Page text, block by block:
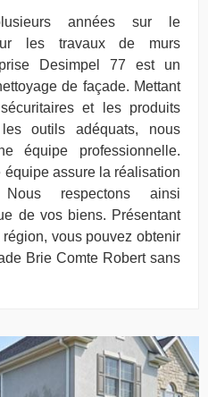
années sur le
les travaux de murs
Desimpel 77 est un
de façade. Mettant
et les produits
outils adéquats, nous
équipe professionnelle.
assure la réalisation
respectons ainsi
de vos biens. Présentant
vous pouvez obtenir
Brie Comte Robert sans